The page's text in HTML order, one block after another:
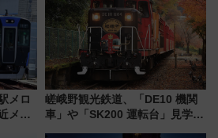
ント情報も公開！
メロ
メロ
嵯峨野観光鉄道、「DE10 機関
車」や「SK200 運転台」見学ツ